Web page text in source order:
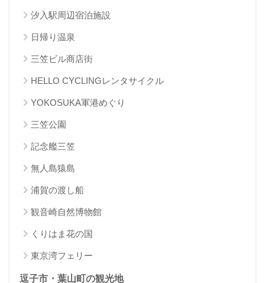
汐入駅周辺宿泊施設
日帰り温泉
三笠ビル商店街
HELLO CYCLINGレンタサイクル
YOKOSUKA軍港めぐり
三笠公園
記念艦三笠
無人島猿島
浦賀の渡し船
観音崎自然博物館
くりはま花の国
東京湾フェリー
逗子市・葉山町の観光地